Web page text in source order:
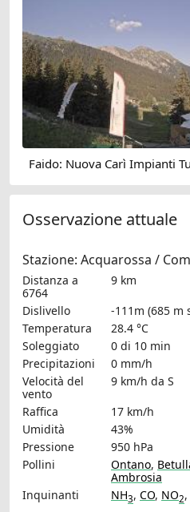
Osservazione attuale
Stazione: Acquarossa /
Distanza a
6764
9 km
Dislivello
-111m (685 m
Temperatura
28.4 °C
Soleggiato
0 di 10 min
Precipitazioni
0 mm/h
Velocità del
vento
9 km/h da S
Raffica
17 km/h
Umidità
43%
Pressione
950 hPa
Pollini
Ontano,
Ambrosia
Inquinanti
NH3, CO, NO2,